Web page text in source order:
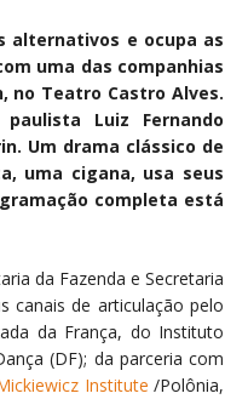
alternativos e ocupa as
uma das companhias
no Teatro Castro Alves.
Luiz Fernando
Um drama clássico de
uma cigana, usa seus
completa está
da Fazenda e Secretaria
canais de articulação pelo
da França, do Instituto
(DF); da parceria com
Institute /Polônia,